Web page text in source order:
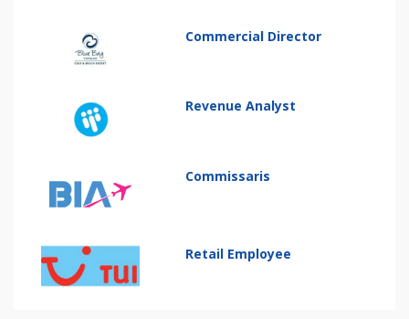
Commercial Director
Revenue Analyst
Commissaris
Retail Employee